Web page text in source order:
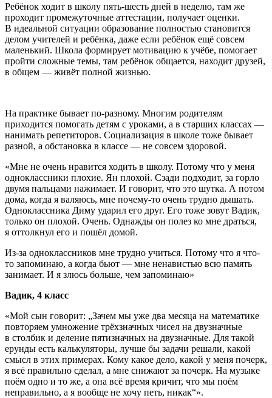
Ребёнок ходит в школу пять-шесть дней в неделю, там же
проходит промежуточные аттестации, получает оценки.
В идеальной ситуации образование полностью становится
делом учителей и ребёнка, даже если ребёнок ещё совсем
маленький. Школа формирует мотивацию к учёбе, помогает
пройти сложные темы, там ребёнок общается, находит друзей,
в общем — живёт полной жизнью.
На практике бывает по-разному. Многим родителям
приходится помогать детям с уроками, а в старших классах —
нанимать репетиторов. Социализация в школе тоже бывает
разной, а обстановка в классе — не совсем здоровой.
«Мне не очень нравится ходить в школу. Потому что у меня
одноклассники плохие. Ян плохой. Сзади подходит, за горло
двумя пальцами нажимает. И говорит, что это шутка. А потом
дома, когда я валяюсь, мне почему-то очень трудно дышать.
Одноклассника Диму ударил его друг. Его тоже зовут Вадик,
только он плохой. Очень. Однажды он полез ко мне драться,
я оттолкнул его и пошёл домой.
Из-за одноклассников мне трудно учиться. Потому что я что-
то запоминаю, а когда бьют — мне ненавистью всю память
занимает. И я злюсь больше, чем запоминаю»
Вадик, 4 класс
«Мой сын говорит: „Зачем мы уже два месяца на математике
повторяем умножение трёхзначных чисел на двузначные
в столбик и деление пятизначных на двузначные. Для такой
ерунды есть калькуляторы, лучше бы задачи решали, какой
смысл в этих примерах. Кому какое дело, какой у меня почерк,
я всё правильно сделал, а мне снижают за почерк. На музыке
поём одно и то же, а она всё время кричит, что мы поём
неправильно, а я вообще не хочу петь, никак“».